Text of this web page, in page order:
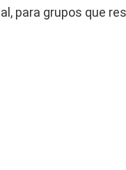
para grupos que